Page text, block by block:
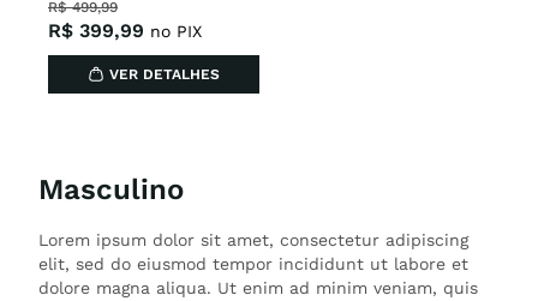
R$ 499,99
R$ 399,99 no PIX
VER DETALHES
Masculino
Lorem ipsum dolor sit amet, consectetur adipiscing
elit, sed do eiusmod tempor incididunt ut labore et
dolore magna aliqua. Ut enim ad minim veniam, quis